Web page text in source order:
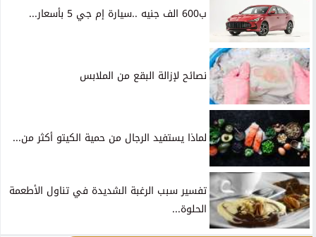
ب600 الف جنيه ..سيارة إم جي 5 بأسعار...
نصائح لإزالة البقع من الملابس
لماذا يستفيد الرجال من حمية الكيتو أكثر من...
تفسير سبب الرغبة الشديدة في تناول الأطعمة
الحلوة...